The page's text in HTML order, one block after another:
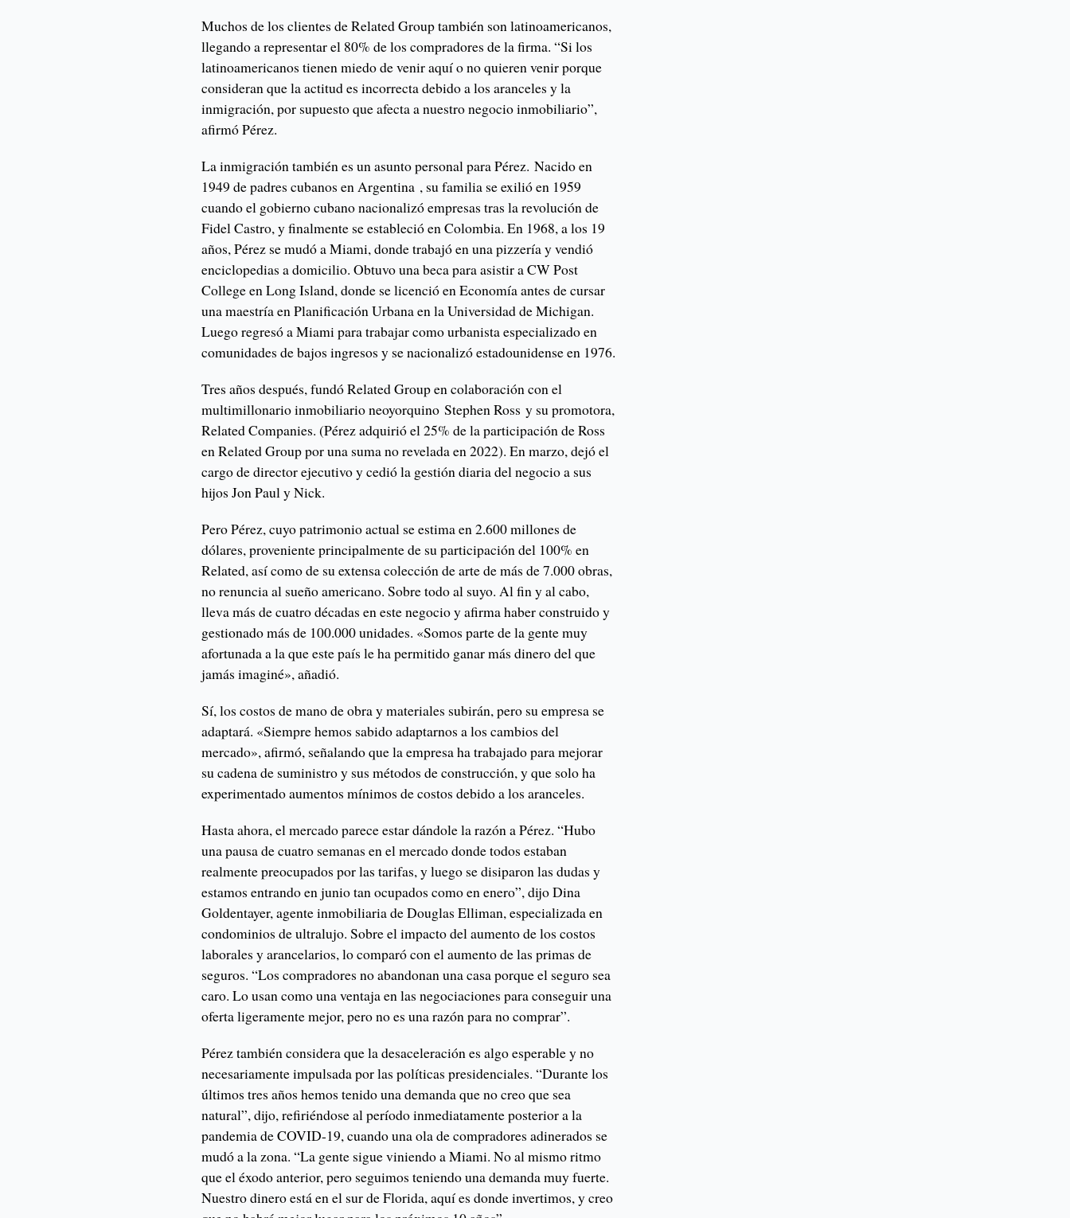
Muchos de los clientes de Related Group también son latinoamericanos,
llegando a representar el 80% de los compradores de la firma. “Si los
latinoamericanos tienen miedo de venir aquí o no quieren venir porque
consideran que la actitud es incorrecta debido a los aranceles y la
inmigración, por supuesto que afecta a nuestro negocio inmobiliario”,
afirmó Pérez.
La inmigración también es un asunto personal para Pérez. Nacido en
1949 de padres cubanos en Argentina , su familia se exilió en 1959
cuando el gobierno cubano nacionalizó empresas tras la revolución de
Fidel Castro, y finalmente se estableció en Colombia. En 1968, a los 19
años, Pérez se mudó a Miami, donde trabajó en una pizzería y vendió
enciclopedias a domicilio. Obtuvo una beca para asistir a CW Post
College en Long Island, donde se licenció en Economía antes de cursar
una maestría en Planificación Urbana en la Universidad de Michigan.
Luego regresó a Miami para trabajar como urbanista especializado en
comunidades de bajos ingresos y se nacionalizó estadounidense en 1976.
Tres años después, fundó Related Group en colaboración con el
multimillonario inmobiliario neoyorquino Stephen Ross y su promotora,
Related Companies. (Pérez adquirió el 25% de la participación de Ross
en Related Group por una suma no revelada en 2022). En marzo, dejó el
cargo de director ejecutivo y cedió la gestión diaria del negocio a sus
hijos Jon Paul y Nick.
Pero Pérez, cuyo patrimonio actual se estima en 2.600 millones de
dólares, proveniente principalmente de su participación del 100% en
Related, así como de su extensa colección de arte de más de 7.000 obras,
no renuncia al sueño americano. Sobre todo al suyo. Al fin y al cabo,
lleva más de cuatro décadas en este negocio y afirma haber construido y
gestionado más de 100.000 unidades. «Somos parte de la gente muy
afortunada a la que este país le ha permitido ganar más dinero del que
jamás imaginé», añadió.
Sí, los costos de mano de obra y materiales subirán, pero su empresa se
adaptará. «Siempre hemos sabido adaptarnos a los cambios del
mercado», afirmó, señalando que la empresa ha trabajado para mejorar
su cadena de suministro y sus métodos de construcción, y que solo ha
experimentado aumentos mínimos de costos debido a los aranceles.
Hasta ahora, el mercado parece estar dándole la razón a Pérez. “Hubo
una pausa de cuatro semanas en el mercado donde todos estaban
realmente preocupados por las tarifas, y luego se disiparon las dudas y
estamos entrando en junio tan ocupados como en enero”, dijo Dina
Goldentayer, agente inmobiliaria de Douglas Elliman, especializada en
condominios de ultralujo. Sobre el impacto del aumento de los costos
laborales y arancelarios, lo comparó con el aumento de las primas de
seguros. “Los compradores no abandonan una casa porque el seguro sea
caro. Lo usan como una ventaja en las negociaciones para conseguir una
oferta ligeramente mejor, pero no es una razón para no comprar”.
Pérez también considera que la desaceleración es algo esperable y no
necesariamente impulsada por las políticas presidenciales. “Durante los
últimos tres años hemos tenido una demanda que no creo que sea
natural”, dijo, refiriéndose al período inmediatamente posterior a la
pandemia de COVID-19, cuando una ola de compradores adinerados se
mudó a la zona. “La gente sigue viniendo a Miami. No al mismo ritmo
que el éxodo anterior, pero seguimos teniendo una demanda muy fuerte.
Nuestro dinero está en el sur de Florida, aquí es donde invertimos, y creo